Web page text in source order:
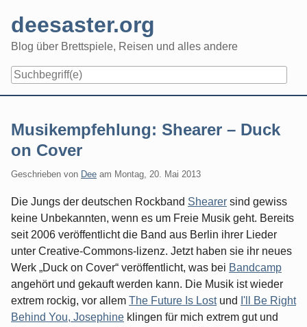
content
deesaster.org
Blog über Brettspiele, Reisen und alles andere
Musikempfehlung: Shearer – Duck
on Cover
Geschrieben von Dee am Montag, 20. Mai 2013
Die Jungs der deutschen Rockband Shearer sind gewiss
keine Unbekannten, wenn es um Freie Musik geht. Bereits
seit 2006 veröffentlicht die Band aus Berlin ihrer Lieder
unter Creative-Commons-lizenz. Jetzt haben sie ihr neues
Werk „Duck on Cover“ veröffentlicht, was bei Bandcamp
angehört und gekauft werden kann. Die Musik ist wieder
extrem rockig, vor allem The Future Is Lostund I'll Be Right
Behind You, Josephine klingen für mich extrem gut und